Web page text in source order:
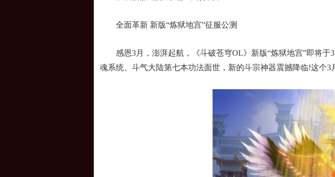
全面革新 新版“炼狱地宫”征服公测
感恩3月，澎湃起航，《斗破苍穹OL》新版“炼狱地宫”即将于
魂系统、斗气大陆第七本功法面世，新的斗宗神器震撼降临!这个